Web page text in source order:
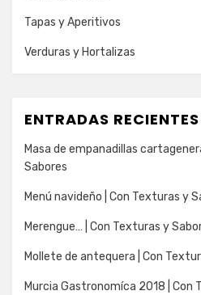
Tapas y Aperitivos
Verduras y Hortalizas
ENTRADAS RECIENTES
Masa de empanadillas
Sabores
Menú navideño | Con Texturas y
Merengue… | Con Texturas y
Mollete de antequera | Con
Murcia Gastronomíca 2018 | Con